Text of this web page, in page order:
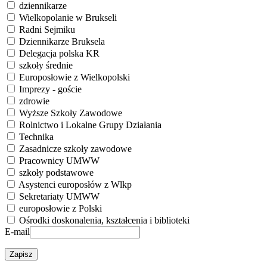
dziennikarze
Wielkopolanie w Brukseli
Radni Sejmiku
Dziennikarze Bruksela
Delegacja polska KR
szkoły średnie
Europosłowie z Wielkopolski
Imprezy - goście
zdrowie
Wyższe Szkoły Zawodowe
Rolnictwo i Lokalne Grupy Działania
Technika
Zasadnicze szkoły zawodowe
Pracownicy UMWW
szkoły podstawowe
Asystenci europosłów z Wlkp
Sekretariaty UMWW
europosłowie z Polski
Ośrodki doskonalenia, kształcenia i biblioteki
E-mail